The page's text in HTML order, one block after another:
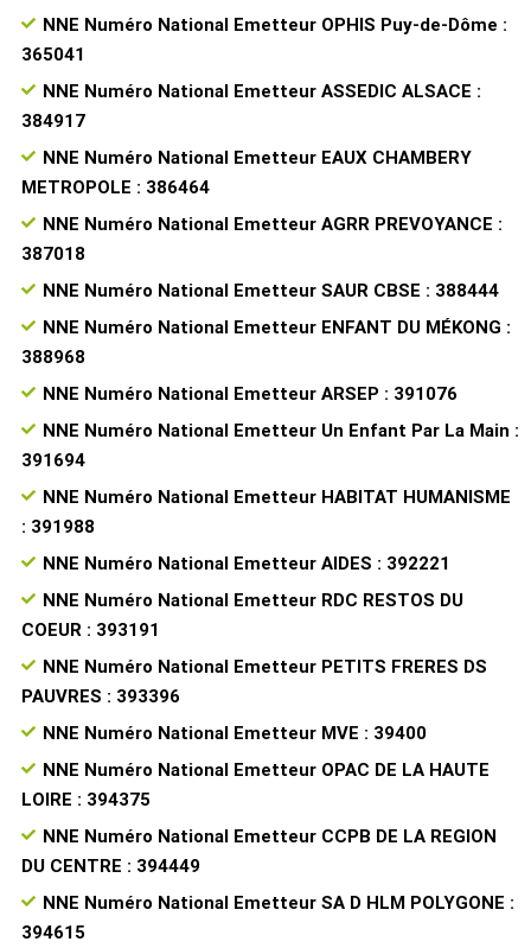
NNE Numéro National Emetteur OPHIS Puy-de-Dôme :
365041
NNE Numéro National Emetteur ASSEDIC ALSACE :
384917
NNE Numéro National Emetteur EAUX CHAMBERY
METROPOLE : 386464
NNE Numéro National Emetteur AGRR PREVOYANCE :
387018
NNE Numéro National Emetteur SAUR CBSE : 388444
NNE Numéro National Emetteur ENFANT DU MÉKONG :
388968
NNE Numéro National Emetteur ARSEP : 391076
NNE Numéro National Emetteur Un Enfant Par La Main :
391694
NNE Numéro National Emetteur HABITAT HUMANISME
: 391988
NNE Numéro National Emetteur AIDES : 392221
NNE Numéro National Emetteur RDC RESTOS DU
COEUR : 393191
NNE Numéro National Emetteur PETITS FRERES DS
PAUVRES : 393396
NNE Numéro National Emetteur MVE : 39400
NNE Numéro National Emetteur OPAC DE LA HAUTE
LOIRE : 394375
NNE Numéro National Emetteur CCPB DE LA REGION
DU CENTRE : 394449
NNE Numéro National Emetteur SA D HLM POLYGONE :
394615